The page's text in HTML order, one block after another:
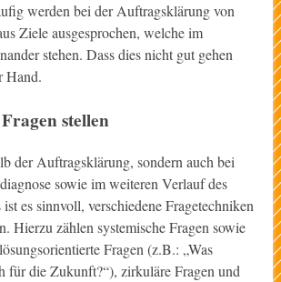
werden bei der Auftragsklärung von
Ziele ausgesprochen, welche im
stehen. Dass dies nicht gut gehen
Hand.
stellen
der Auftragsklärung, sondern auch bei
sowie im weiteren Verlauf des
es sinnvoll, verschiedene Fragetechniken
Hierzu zählen systemische Fragen sowie
Fragen (z.B.: „Was
für die Zukunft?“), zirkuläre Fragen und